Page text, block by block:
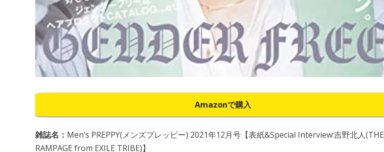
Amazonで購入
雑誌名： Men’s PREPPY(メンズプレッピー) 2021年12月号【表紙&Special Interview:吉野北人(THE
RAMPAGE from EXILE TRIBE)】